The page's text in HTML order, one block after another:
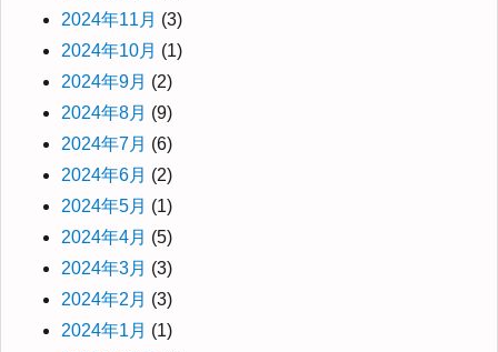
2024年11月 (3)
2024年10月 (1)
2024年9月 (2)
2024年8月 (9)
2024年7月 (6)
2024年6月 (2)
2024年5月 (1)
2024年4月 (5)
2024年3月 (3)
2024年2月 (3)
2024年1月 (1)